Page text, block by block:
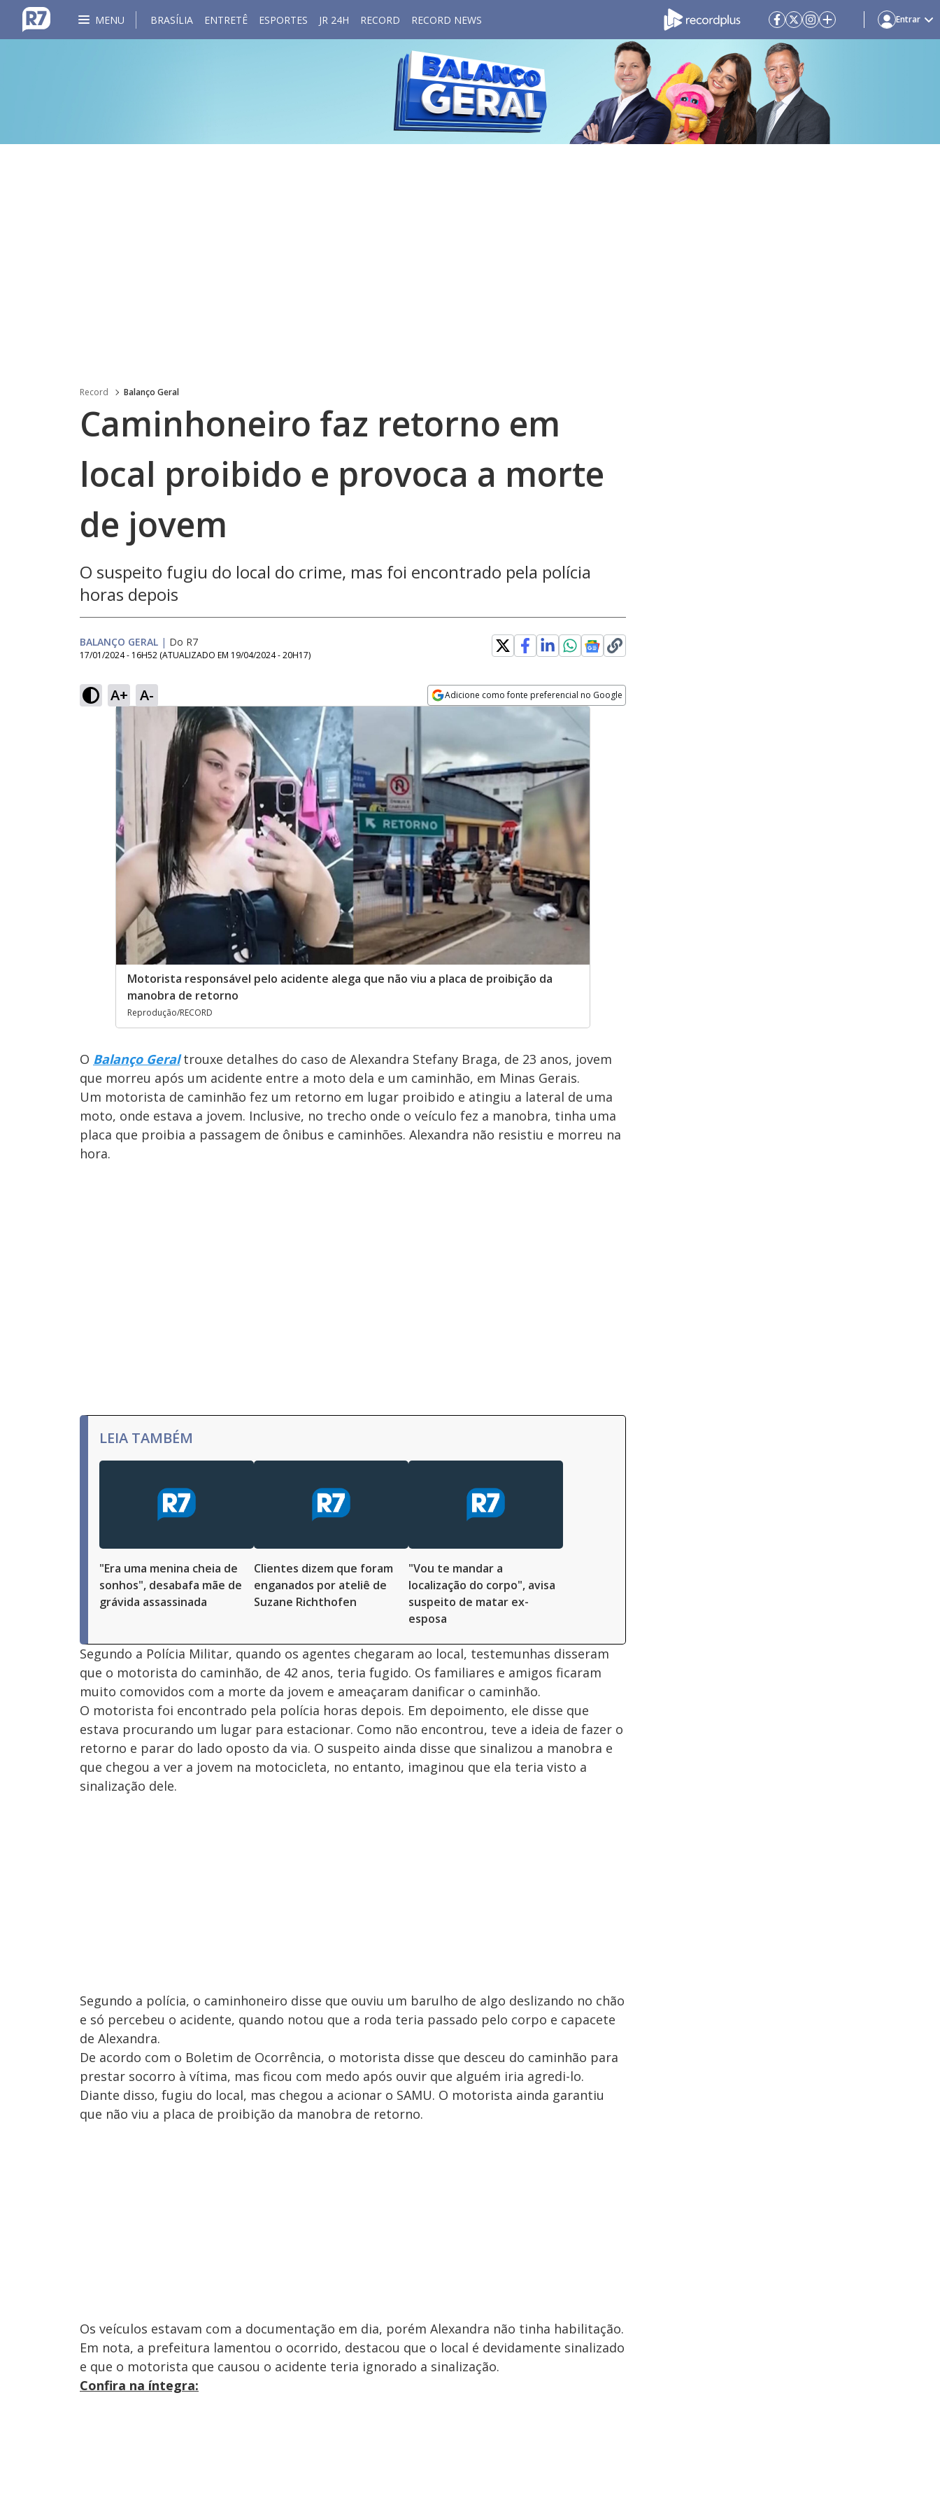
MENU BRASÍLIA ENTRETÊ ESPORTES JR 24H RECORD RECORD NEWS Entrar
Record Balanço Geral
Caminhoneiro faz retorno em
local proibido e provoca a morte
de jovem
O suspeito fugiu do local do crime, mas foi encontrado pela polícia
horas depois
BALANÇO GERAL | Do R7
17/01/2024 - 16H52 (ATUALIZADO EM 19/04/2024 - 20H17)
A+ A- Adicione como fonte preferencial no Google
Motorista responsável pelo acidente alega que não viu a placa de proibição da
manobra de retorno
Reprodução/RECORD
O Balanço Geraltrouxe detalhes do caso de Alexandra Stefany Braga, de 23 anos, jovem
que morreu após um acidente entre a moto dela e um caminhão, em Minas Gerais.
Um motorista de caminhão fez um retorno em lugar proibido e atingiu a lateral de uma
moto, onde estava a jovem. Inclusive, no trecho onde o veículo fez a manobra, tinha uma
placa que proibia a passagem de ônibus e caminhões. Alexandra não resistiu e morreu na
hora.
LEIA TAMBÉM
"Era uma menina cheia de
sonhos", desabafa mãe de
grávida assassinada
Clientes dizem que foram
enganados por ateliê de
Suzane Richthofen
"Vou te mandar a
localização do corpo", avisa
suspeito de matar ex-
esposa
Segundo a Polícia Militar, quando os agentes chegaram ao local, testemunhas disseram
que o motorista do caminhão, de 42 anos, teria fugido. Os familiares e amigos ficaram
muito comovidos com a morte da jovem e ameaçaram danificar o caminhão.
O motorista foi encontrado pela polícia horas depois. Em depoimento, ele disse que
estava procurando um lugar para estacionar. Como não encontrou, teve a ideia de fazer o
retorno e parar do lado oposto da via. O suspeito ainda disse que sinalizou a manobra e
que chegou a ver a jovem na motocicleta, no entanto, imaginou que ela teria visto a
sinalização dele.
Segundo a polícia, o caminhoneiro disse que ouviu um barulho de algo deslizando no chão
e só percebeu o acidente, quando notou que a roda teria passado pelo corpo e capacete
de Alexandra.
De acordo com o Boletim de Ocorrência, o motorista disse que desceu do caminhão para
prestar socorro à vítima, mas ficou com medo após ouvir que alguém iria agredi-lo.
Diante disso, fugiu do local, mas chegou a acionar o SAMU. O motorista ainda garantiu
que não viu a placa de proibição da manobra de retorno.
Os veículos estavam com a documentação em dia, porém Alexandra não tinha habilitação.
Em nota, a prefeitura lamentou o ocorrido, destacou que o local é devidamente sinalizado
e que o motorista que causou o acidente teria ignorado a sinalização.
Confira na íntegra: